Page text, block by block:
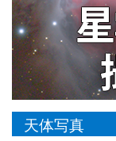
天体写真